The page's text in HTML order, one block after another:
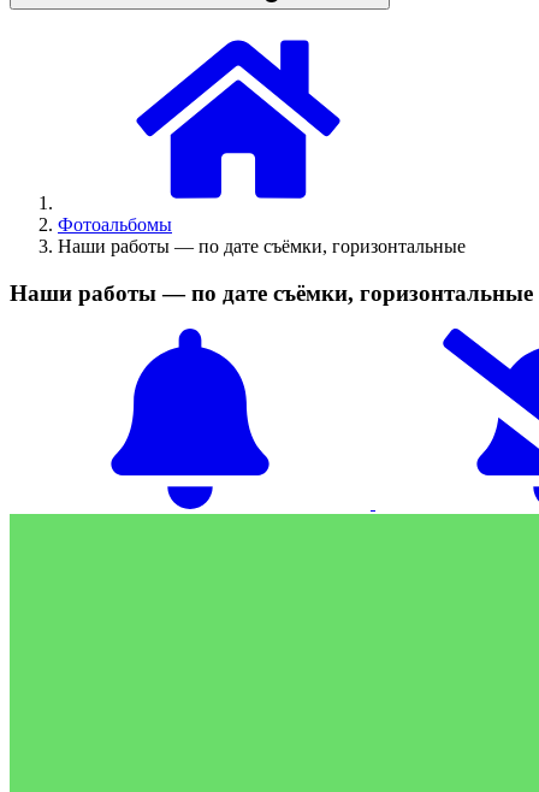
Фотоальбомы
Наши работы — по дате съёмки, горизонтальные
Наши работы — по дате съёмки, горизонтальные